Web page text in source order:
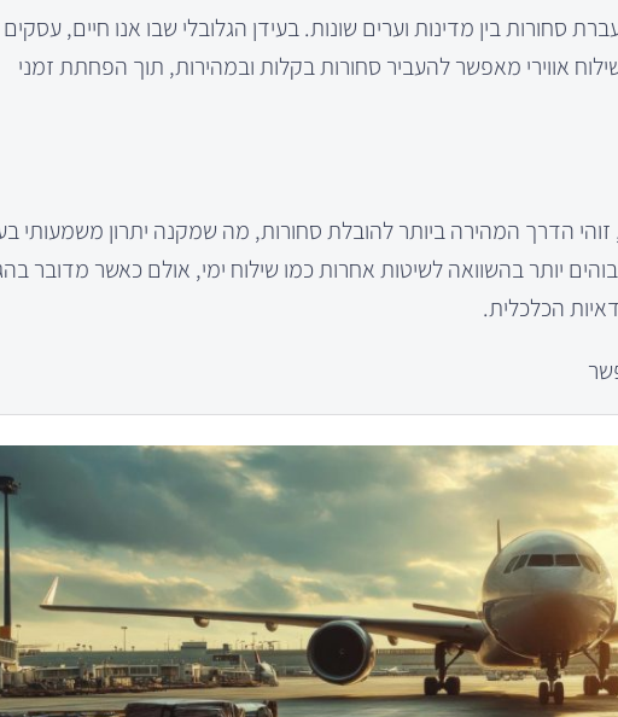
סחורות בין מדינות וערים שונות. בעידן הגלובלי שבו אנו חיים, עסקים
אווירי מאפשר להעביר סחורות בקלות ובמהירות, תוך הפחתת זמני
זוהי הדרך המהירה ביותר להובלת סחורות, מה שמקנה יתרון משמעותי
יותר בהשוואה לשיטות אחרות כמו שילוח ימי, אולם כאשר מדובר
הכלכלית.